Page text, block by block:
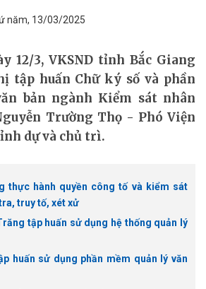
năm, 13/03/2025
12/3, VKSND tỉnh Bắc Giang
tập huấn Chữ ký số và phần
bản ngành Kiểm sát nhân
Trường Thọ - Phó Viện
dự và chủ trì.
thực hành quyền công tố và kiểm sát
truy tố, xét xử
tập huấn sử dụng hệ thống quản lý
huấn sử dụng phần mềm quản lý văn